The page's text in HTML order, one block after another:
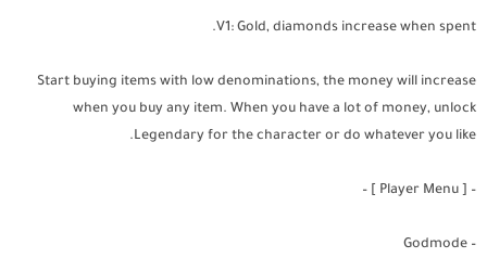
– إضفاء الطابع الشخصي على طريقة لعبك لمباريات 1v1
– قم بالتبديل بين شخصياتك الخمسة واكتسب الميزة!
الدفاع ، إلخ …
V1: Gold, diamonds increase when spent.
Start buying items with low denominations, the money will increase
when you buy any item. When you have a lot of money, unlock
Legendary for the character or do whatever you like.
– [ Player Menu ] –
– Godmode